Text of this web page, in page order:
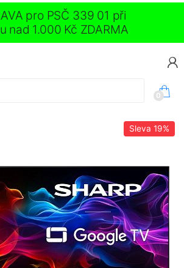
pro PSČ 339 01 při
nad 1.000 Kč ZDARMA
0
Sleva 19%